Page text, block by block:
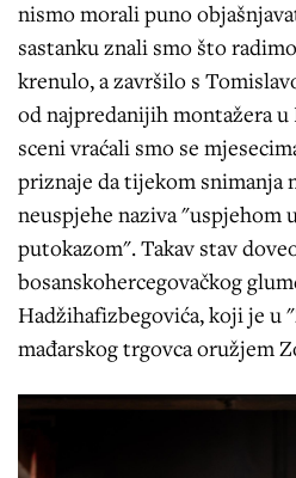
nismo morali puno
sastanku znali smo što
krenulo, a završilo s
od najpredanijih montažera
sceni vraćali smo se
priznaje da tijekom snimanja
neuspjehe naziva "uspjehom
putokazom". Takav stav
bosanskohercegovačkog
Hadžihafizbegovića, koji je
mađarskog trgovca oružjem